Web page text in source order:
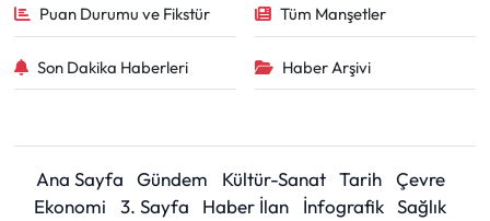
Puan Durumu ve Fikstür Tüm Manşetler
Son Dakika Haberleri Haber Arşivi
Ana Sayfa Gündem Kültür-Sanat Tarih
Çevre
Ekonomi
3. Sayfa Haber İlan İnfografik Sağlık